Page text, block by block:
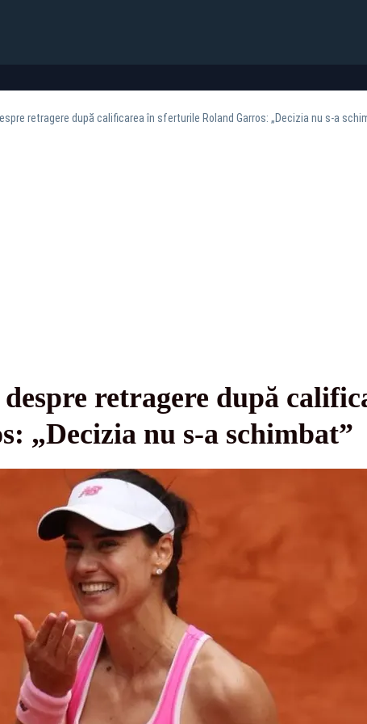
retragere după calificarea în sferturile Roland Garros: „Decizia nu s-a
retragere după
„Decizia nu s-a schimbat”